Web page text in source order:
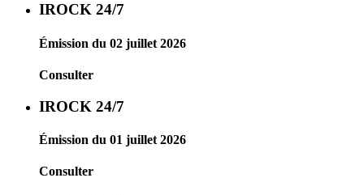
IROCK 24/7
Émission du 02 juillet 2026
Consulter
IROCK 24/7
Émission du 01 juillet 2026
Consulter